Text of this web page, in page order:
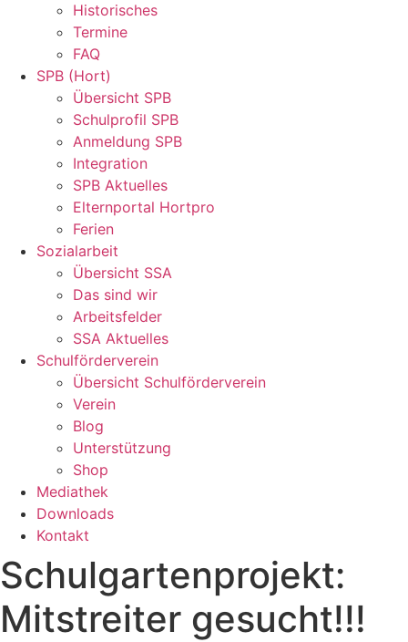
Historisches
Termine
FAQ
SPB (Hort)
Übersicht SPB
Schulprofil SPB
Anmeldung SPB
Integration
SPB Aktuelles
Elternportal Hortpro
Ferien
Sozialarbeit
Übersicht SSA
Das sind wir
Arbeitsfelder
SSA Aktuelles
Schulförderverein
Übersicht Schulförderverein
Verein
Blog
Unterstützung
Shop
Mediathek
Downloads
Kontakt
Schulgartenprojekt:
Mitstreiter gesucht!!!